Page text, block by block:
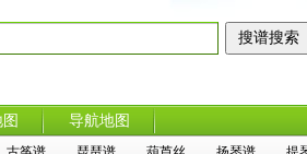
导航地图